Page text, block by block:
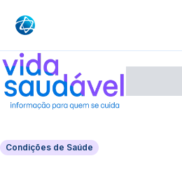
Condições de Saúde